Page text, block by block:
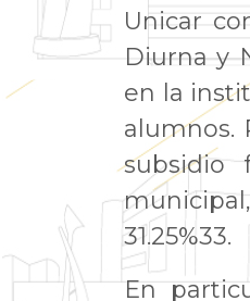
Unicar
Diurna y
en la
alumnos.
subsidio
31.25%33.
En